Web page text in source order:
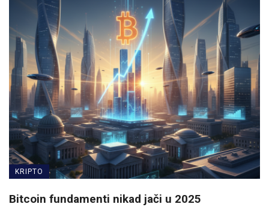
KRIPTO
Bitcoin fundamenti nikad jači u 2025